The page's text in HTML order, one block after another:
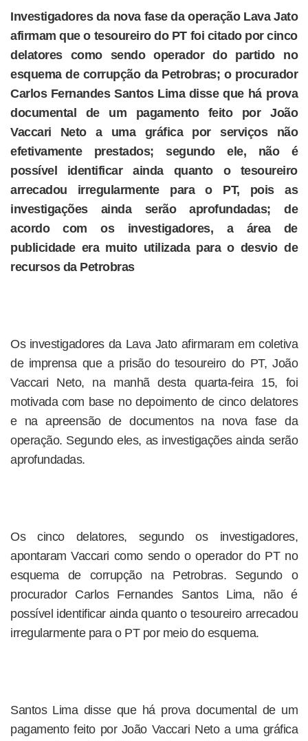
Investigadores da nova fase da operação Lava Jato
afirmam que o tesoureiro do PT foi citado por cinco
delatores como sendo operador do partido no
esquema de corrupção da Petrobras; o procurador
Carlos Fernandes Santos Lima disse que há prova
documental de um pagamento feito por João
Vaccari Neto a uma gráfica por serviços não
efetivamente prestados; segundo ele, não é
possível identificar ainda quanto o tesoureiro
arrecadou irregularmente para o PT, pois as
investigações ainda serão aprofundadas; de
acordo com os investigadores, a área de
publicidade era muito utilizada para o desvio de
recursos da Petrobras
Os investigadores da Lava Jato afirmaram em coletiva
de imprensa que a prisão do tesoureiro do PT, João
Vaccari Neto, na manhã desta quarta-feira 15, foi
motivada com base no depoimento de cinco delatores
e na apreensão de documentos na nova fase da
operação. Segundo eles, as investigações ainda serão
aprofundadas.
Os cinco delatores, segundo os investigadores,
apontaram Vaccari como sendo o operador do PT no
esquema de corrupção na Petrobras. Segundo o
procurador Carlos Fernandes Santos Lima, não é
possível identificar ainda quanto o tesoureiro arrecadou
irregularmente para o PT por meio do esquema.
Santos Lima disse que há prova documental de um
pagamento feito por João Vaccari Neto a uma gráfica